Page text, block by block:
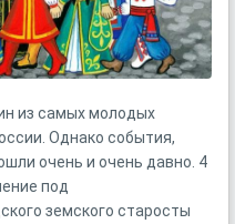
из самых молодых
Однако события,
очень и очень давно. 4
под
земского старосты